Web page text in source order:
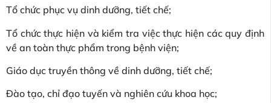
Tổ chức phục vụ dinh dưỡng, tiết chế;
Tổ chức thực hiện và kiểm tra việc thực hiện các quy định
về an toàn thực phẩm trong bệnh viện;
Giáo dục truyền thông về dinh dưỡng, tiết chế;
Đào tạo, chỉ đạo tuyến và nghiên cứu khoa học;